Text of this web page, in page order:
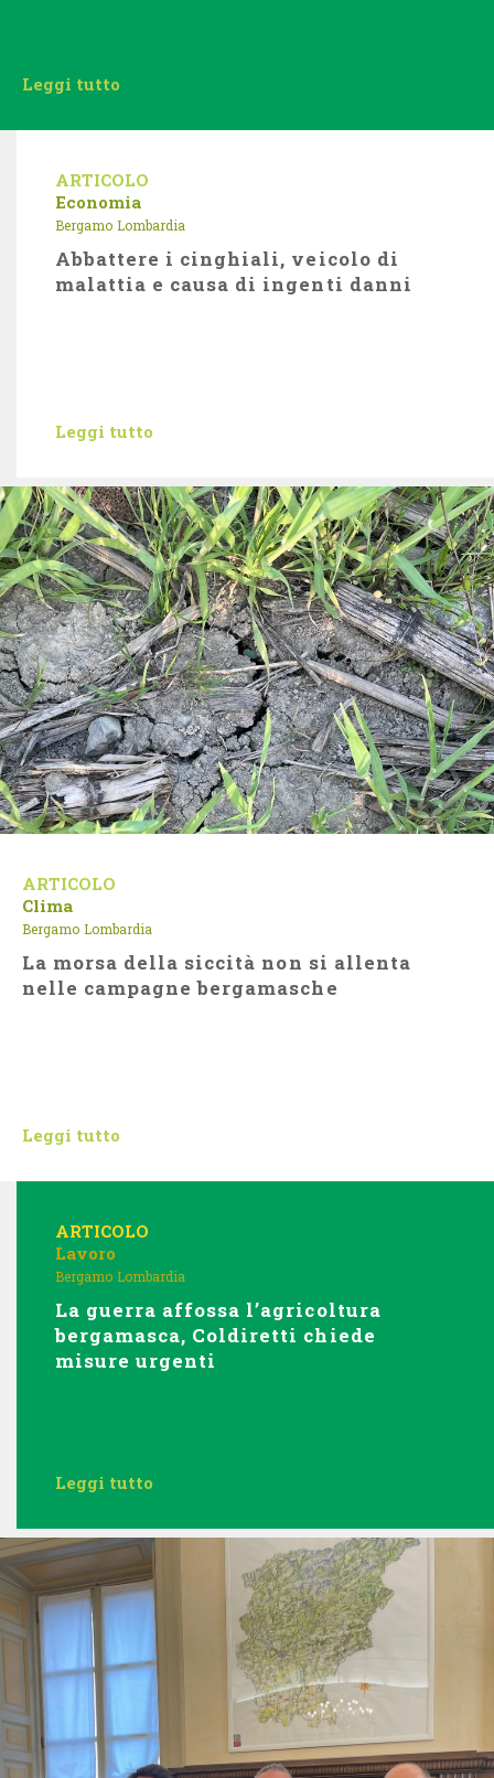
Leggi tutto
ARTICOLO
Economia
Bergamo Lombardia
Abbattere i cinghiali, veicolo di
malattia e causa di ingenti danni
Leggi tutto
ARTICOLO
Clima
Bergamo Lombardia
La morsa della siccità non si allenta
nelle campagne bergamasche
Leggi tutto
ARTICOLO
Lavoro
Bergamo Lombardia
La guerra affossa l’agricoltura
bergamasca, Coldiretti chiede
misure urgenti
Leggi tutto